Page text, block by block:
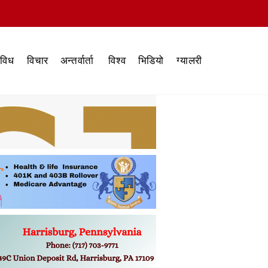
विचार अन्तर्वार्ता विश्व भिडियो ग्यालरी